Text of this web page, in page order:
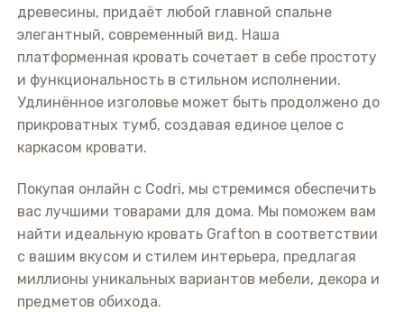
древесины, придаёт любой главной спальне
элегантный, современный вид. Наша
платформенная кровать сочетает в себе простоту
и функциональность в стильном исполнении.
Удлинённое изголовье может быть продолжено до
прикроватных тумб, создавая единое целое с
каркасом кровати.
Покупая онлайн с Codri, мы стремимся обеспечить
вас лучшими товарами для дома. Мы поможем вам
найти идеальную кровать Grafton в соответствии
с вашим вкусом и стилем интерьера, предлагая
миллионы уникальных вариантов мебели, декора и
предметов обихода.